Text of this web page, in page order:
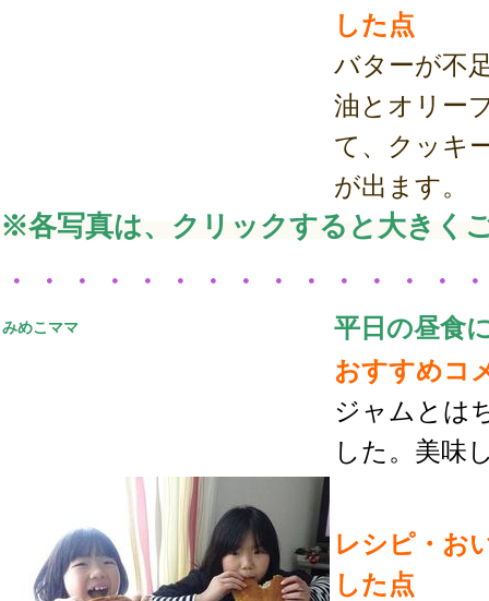
した点
バターが不
油とオリー
て、クッキ
が出ます。
※各写真は、クリックすると大きく
・・・・・・・・・・・・・・
みめこママ
平日の昼食
おすすめコ
ジャムとは
した。美味
レシピ・お
した点